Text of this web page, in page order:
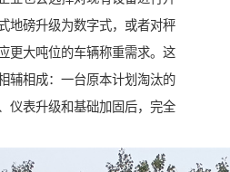
地磅升级为数字式，或者对秤
更大吨位的车辆称重需求。这
辅相成：一台原本计划淘汰的
仪表升级和基础加固后，完全